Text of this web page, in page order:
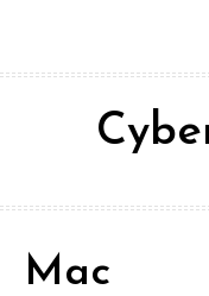
contenu
Mac